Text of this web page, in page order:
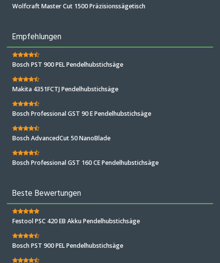
Wolfcraft Master Cut 1500 Präzisionssägetisch
Empfehlungen
Bosch PST 900 PEL Pendelhubstichsäge
Makita 4351FCTJ Pendelhubstichsäge
Bosch Professional GST 90 E Pendelhubstichsäge
Bosch AdvancedCut 50 NanoBlade
Bosch Professional GST 160 CE Pendelhubstichsäge
Beste Bewertungen
Festool PSC 420 EB Akku Pendelhubstichsäge
Bosch PST 900 PEL Pendelhubstichsäge